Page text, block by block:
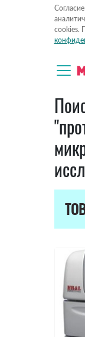
cookies.